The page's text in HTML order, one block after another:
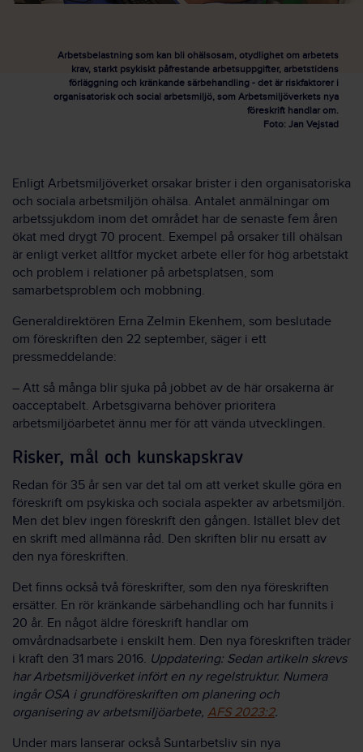
Arbetsbelastning som kan bli ohälsosam, otydlighet om arbetets
krav, starkt psykiskt påfrestande arbetsuppgifter, arbetstidens
förläggning och kränkande särbehandling - det är riskfaktorer i
organisatorisk och social arbetsmiljö, som Arbetsmiljöverkets nya
föreskrift handlar om.
Foto: Jan Vejstad
Enligt Arbetsmiljöverket orsakar brister i den organisatoriska
och sociala arbetsmiljön ohälsa. Antalet anmälningar om
arbetssjukdom inom det området har de senaste fem åren
ökat med drygt 70 procent. Exempel på orsaker till ohälsan
är enligt verket alltför mycket arbete eller för hög arbetstakt
och problem i relationer på arbetsplatsen, som
samarbetsproblem och mobbning.
Generaldirektören Erna Zelmin Ekenhem, som beslutade
om föreskriften den 22 september, säger i ett
pressmeddelande:
– Att så många blir sjuka på jobbet av de här orsakerna är
oacceptabelt. Arbetsgivarna behöver prioritera
arbetsmiljöarbetet ännu mer för att vända utvecklingen.
Risker, mål och kunskapskrav
Redan för 35 år sen var det tal om att verket skulle göra en
föreskrift om psykiska och sociala aspekter av arbetsmiljön.
Men det blev ingen föreskrift den gången. Istället blev det
en skrift med allmänna råd. Den skriften blir nu ersatt av
den nya föreskriften.
Det finns också två föreskrifter, som den nya föreskriften
ersätter. En rör kränkande särbehandling och har funnits i
20 år. En något äldre föreskrift handlar om
omvårdnadsarbete i enskilt hem. Den nya föreskriften träder
i kraft den 31 mars 2016. Uppdatering: Sedan artikeln skrevs
har Arbetsmiljöverket infört en ny regelstruktur. Numera
ingår OSA i grundföreskriften om planering och
organisering av arbetsmiljöarbete, AFS 2023:2.
Under mars lanserar också Suntarbetsliv sin nya